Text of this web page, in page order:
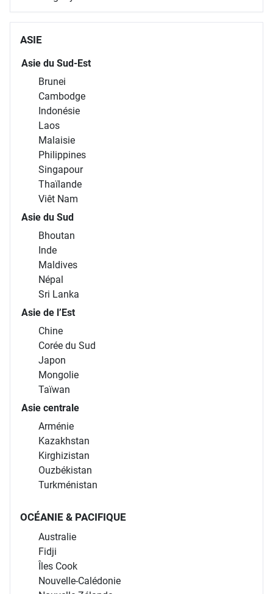
ASIE
Asie du Sud-Est
Brunei
Cambodge
Indonésie
Laos
Malaisie
Philippines
Singapour
Thaïlande
Viêt Nam
Asie du Sud
Bhoutan
Inde
Maldives
Népal
Sri Lanka
Asie de l’Est
Chine
Corée du Sud
Japon
Mongolie
Taïwan
Asie centrale
Arménie
Kazakhstan
Kirghizistan
Ouzbékistan
Turkménistan
OCÉANIE & PACIFIQUE
Australie
Fidji
Îles Cook
Nouvelle-Calédonie